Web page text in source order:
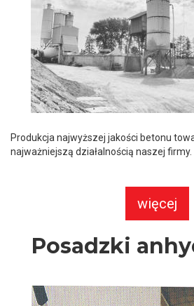
Produkcja najwyższej jakości betonu
najważniejszą działalnością naszej firmy.
więcej
Posadzki